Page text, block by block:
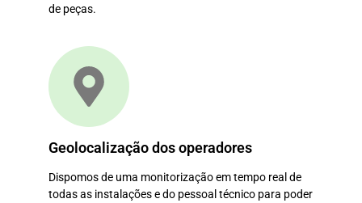
de peças.
Geolocalização dos operadores
Dispomos de uma monitorização em tempo real de
todas as instalações e do pessoal técnico para poder